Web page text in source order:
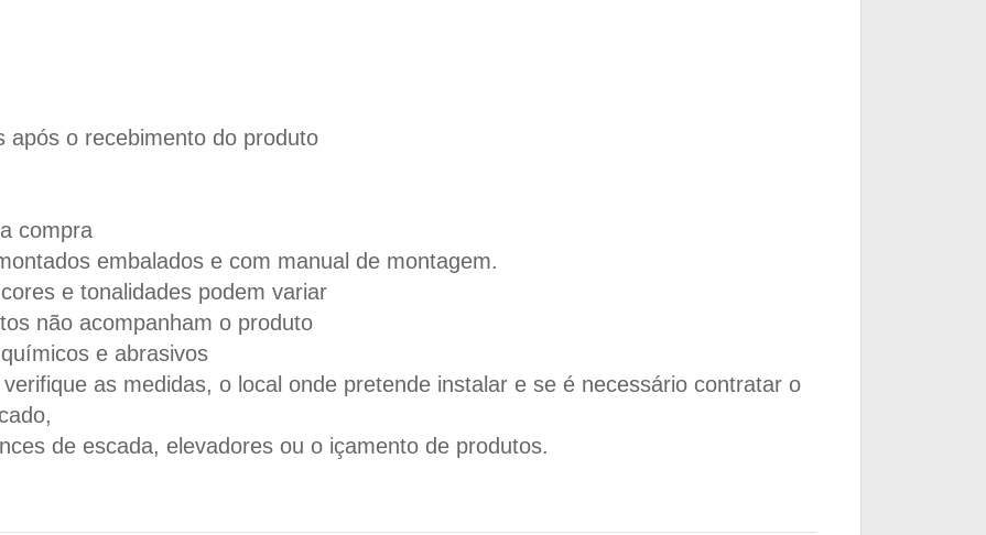
após o recebimento do produto
compra
embalados e com manual de montagem.
e tonalidades podem variar
não acompanham o produto
e abrasivos
as medidas, o local onde pretende instalar e se é necessário contratar o
de escada, elevadores ou o içamento de produtos.